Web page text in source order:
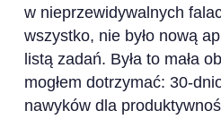
w nieprzewidywalnych
wszystko, nie było nową
listą zadań. Była to mała
mogłem dotrzymać: 30-
nawyków dla